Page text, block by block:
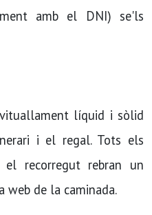
amb el DNI) se'ls
líquid i sòlid
i el regal. Tots els
recorregut rebran un
web de la caminada.